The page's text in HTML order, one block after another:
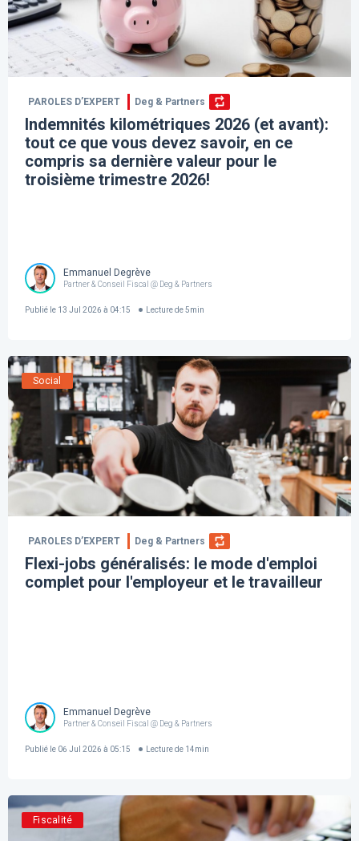
PAROLES D’EXPERT Deg & Partners
Indemnités kilométriques 2026 (et avant):
tout ce que vous devez savoir, en ce
compris sa dernière valeur pour le
troisième trimestre 2026!
Emmanuel Degrève
Partner & Conseil Fiscal @ Deg & Partners
Publié le 13 Jul 2026 à 04:15 Lecture de 5min
Social
PAROLES D’EXPERT Deg & Partners
Flexi-jobs généralisés: le mode d'emploi
complet pour l'employeur et le travailleur
Emmanuel Degrève
Partner & Conseil Fiscal @ Deg & Partners
Publié le 06 Jul 2026 à 05:15 Lecture de 14min
Fiscalité